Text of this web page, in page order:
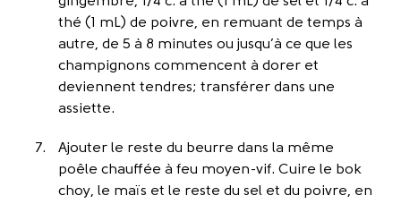
thé (1 mL) de poivre, en remuant de temps à
autre, de 5 à 8 minutes ou jusqu’à ce que les
champignons commencent à dorer et
deviennent tendres; transférer dans une
assiette.
Ajouter le reste du beurre dans la même
poêle chauffée à feu moyen-vif. Cuire le bok
choy, le maïs et le reste du sel et du poivre, en